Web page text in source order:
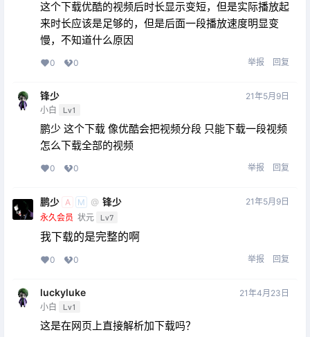
这个下载优酷的视频后时长显示变短，但是实际播放起
来时长应该是足够的，但是后面一段播放速度明显变
慢，不知道什么原因
0 0 举报 回复
锋少
小白 Lv1
21年5月9日
鹏少 这个下载 像优酷会把视频分段 只能下载一段视频
怎么下载全部的视频
0 0 举报 回复
鹏少 A M @ 锋少
永久会员 状元 Lv7
21年5月9日
我下载的是完整的啊
0 0 举报 回复
luckyluke
小白 Lv1
21年4月23日
这是在网页上直接解析加下载吗？